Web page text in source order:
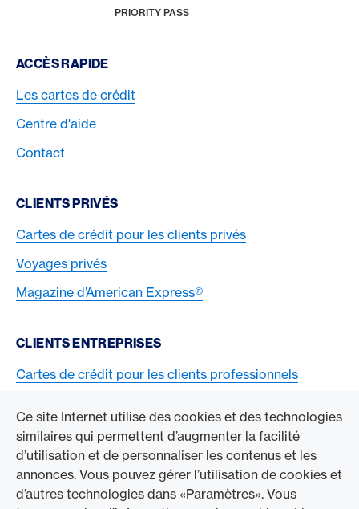
Ce site Internet utilise des cookies et des technologies
similaires qui permettent d’augmenter la facilité
d’utilisation et de personnaliser les contenus et les
annonces. Vous pouvez gérer l’utilisation de cookies et
d’autres technologies dans «Paramètres». Vous
PRIORITY PASS
Footer Navigation
ACCÈS RAPIDE
Les cartes de crédit
Centre d'aide
Contact
CLIENTS PRIVÉS
Cartes de crédit pour les clients privés
Voyages privés
Magazine d’American Express®
CLIENTS ENTREPRISES
Cartes de crédit pour les clients professionnels
ACCÉDER À L’ENTREPRISE
Swisscard AECS GmbH